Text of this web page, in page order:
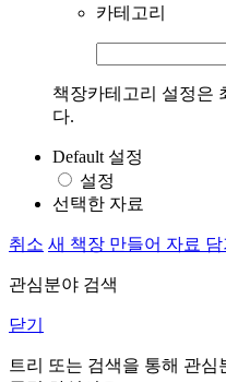
카테고리
책장카테고리 설정은
다.
Default 설정
설정
선택한 자료
취소 새 책장 만들어 자료 담
관심분야 검색
닫기
트리 또는 검색을 통해 관심